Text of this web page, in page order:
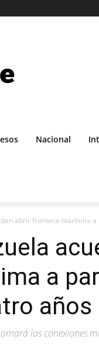
Nacional
abrir frontera marítima a
a
años
las conexiones